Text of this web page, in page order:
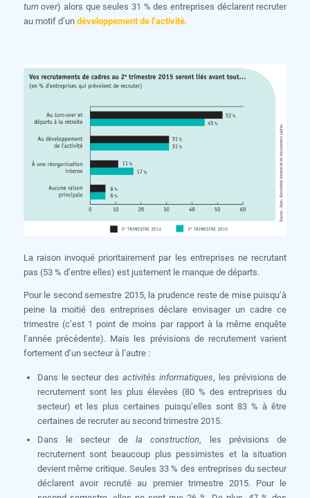
turn over) alors que seules 31 % des entreprises déclarent recruter
au motif d’un développement de l’activité.
La raison invoqué prioritairement par les entreprises ne recrutant
pas (53 % d’entre elles) est justement le manque de départs.
Pour le second semestre 2015, la prudence reste de mise puisqu’à
peine la moitié des entreprises déclare envisager un cadre ce
trimestre (c’est 1 point de moins par rapport à la même enquête
l’année précédente). Mais les prévisions de recrutement varient
fortement d’un secteur à l’autre :
Dans le secteur desactivités informatiques, les prévisions de
recrutement sont les plus élevées (80 % des entreprises du
secteur) et les plus certaines puisqu’elles sont 83 % à être
certaines de recruter au second trimestre 2015.
Dans le secteur dela construction, les prévisions de
recrutement sont beaucoup plus pessimistes et la situation
devient même critique. Seules 33 % des entreprises du secteur
déclarent avoir recruté au premier trimestre 2015. Pour le